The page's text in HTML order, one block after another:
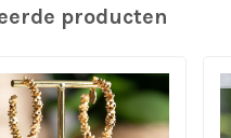
producten